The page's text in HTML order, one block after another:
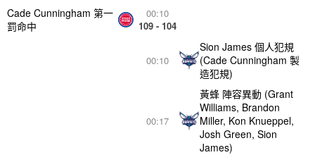
00:17
黃蜂 陣容異動 (Grant
Williams, Brandon
Miller, Kon Knueppel,
Josh Green, Sion
James)
00:10
Sion James 個人犯規
(Cade Cunningham 製
造犯規)
00:10
109 - 104
Cade Cunningham 第一
罰命中